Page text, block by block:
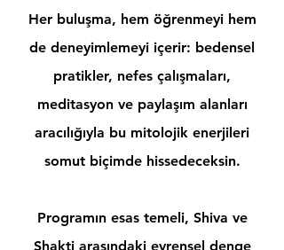
Her buluşma, hem öğrenmeyi hem
de deneyimlemeyi içerir: bedensel
pratikler, nefes çalışmaları,
meditasyon ve paylaşım alanları
aracılığıyla bu mitolojik enerjileri
somut biçimde hissedeceksin.
Programın esas temeli, Shiva ve
Shakti arasındaki evrensel denge